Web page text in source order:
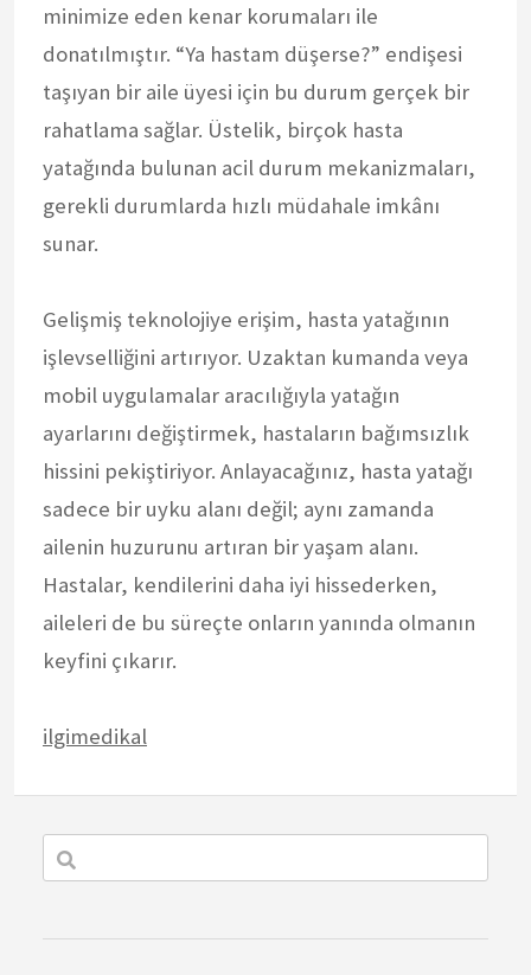
minimize eden kenar korumaları ile
donatılmıştır. “Ya hastam düşerse?” endişesi
taşıyan bir aile üyesi için bu durum gerçek bir
rahatlama sağlar. Üstelik, birçok hasta
yatağında bulunan acil durum mekanizmaları,
gerekli durumlarda hızlı müdahale imkânı
sunar.
Gelişmiş teknolojiye erişim, hasta yatağının
işlevselliğini artırıyor. Uzaktan kumanda veya
mobil uygulamalar aracılığıyla yatağın
ayarlarını değiştirmek, hastaların bağımsızlık
hissini pekiştiriyor. Anlayacağınız, hasta yatağı
sadece bir uyku alanı değil; aynı zamanda
ailenin huzurunu artıran bir yaşam alanı.
Hastalar, kendilerini daha iyi hissederken,
aileleri de bu süreçte onların yanında olmanın
keyfini çıkarır.
ilgimedikal